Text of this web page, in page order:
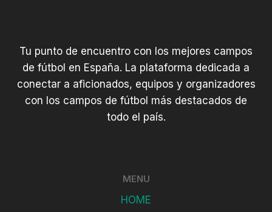
Tu punto de encuentro con los mejores campos
de fútbol en España. La plataforma dedicada a
conectar a aficionados, equipos y organizadores
con los campos de fútbol más destacados de
todo el país.
MENU
HOME